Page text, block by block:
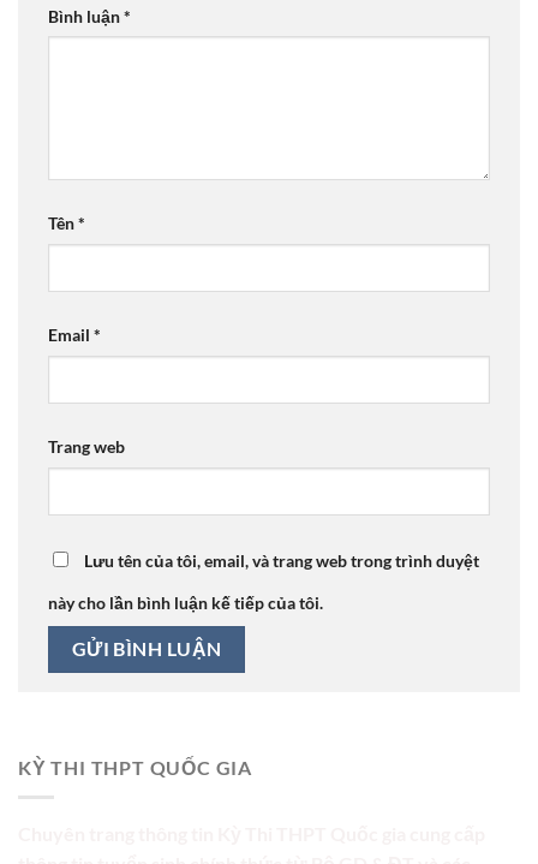
Bình luận*
Tên*
Email *
Trang web
Lưu tên của tôi, email, và trang web trong trình duyệt
này cho lần bình luận kế tiếp của tôi.
KỲ THI THPT QUỐC GIA